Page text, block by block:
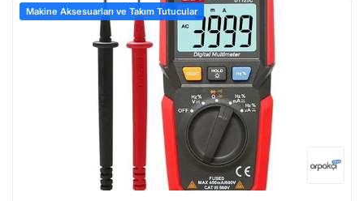
Makine Aksesuarları ve Takım Tutucular